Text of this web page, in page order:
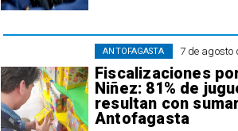
7 de agosto
Fiscalizaciones
Niñez: 81% de
resultan con
Antofagasta
ANTOFAGASTA